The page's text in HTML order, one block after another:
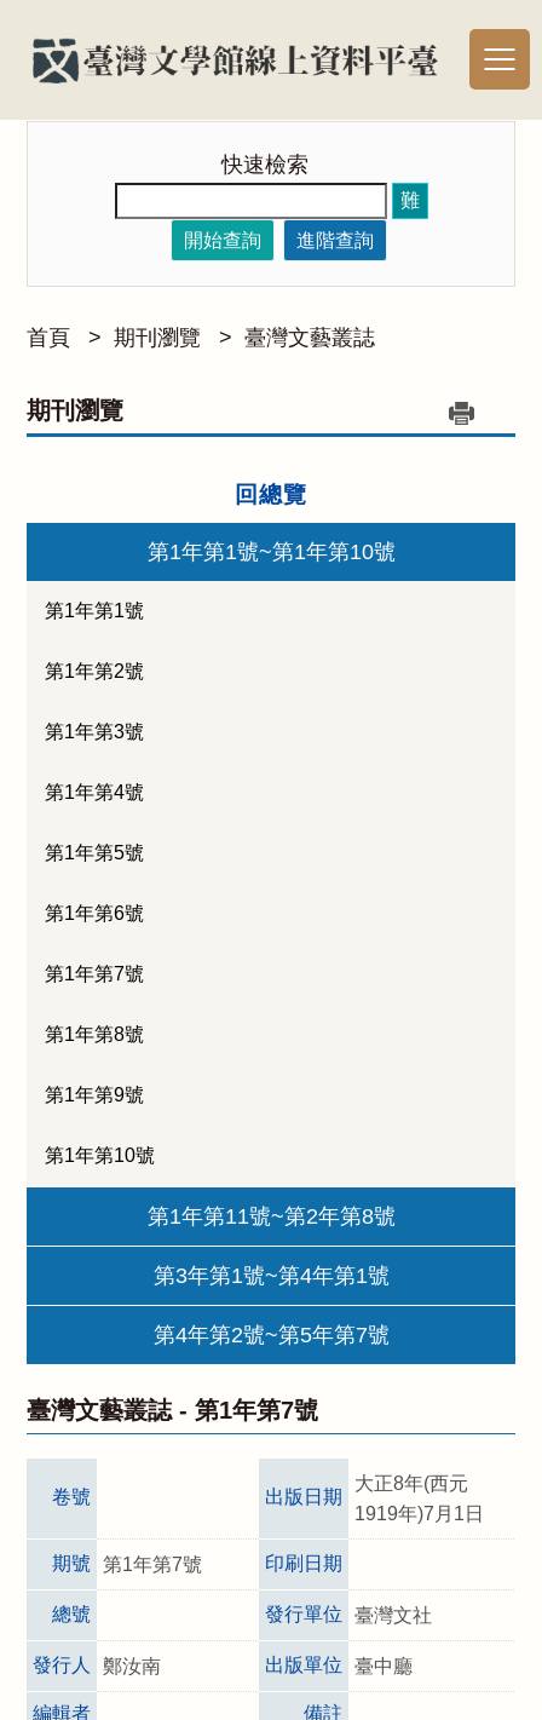
快速檢索
難
開始查詢
進階查詢
首頁 > 期刊瀏覽 > 臺灣文藝叢誌
期刊瀏覽
回總覽
第1年第1號~第1年第10號
第1年第1號
第1年第2號
第1年第3號
第1年第4號
第1年第5號
第1年第6號
第1年第7號
第1年第8號
第1年第9號
第1年第10號
第1年第11號~第2年第8號
第3年第1號~第4年第1號
第4年第2號~第5年第7號
臺灣文藝叢誌 -第1年第7號
卷號 出版日期
大正8年(西元
1919年)7月1日
期號 第1年第7號 印刷日期
總號 發行單位 臺灣文社
發行人 鄭汝南 出版單位 臺中廳
編輯者 備註